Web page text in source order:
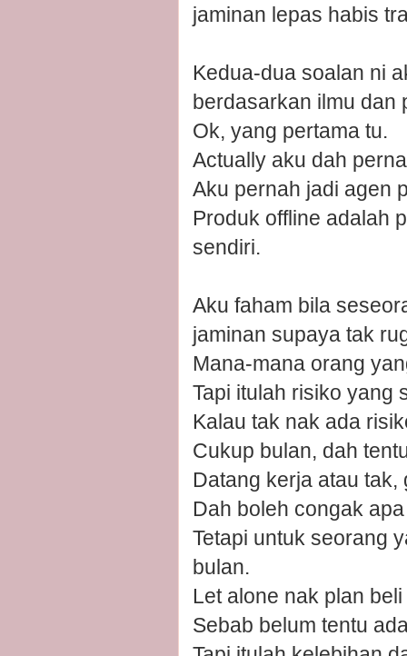
jaminan lepas habis
Kedua-dua soalan ni
berdasarkan ilmu dan
Ok, yang pertama tu.
Actually aku dah
Aku pernah jadi agen
Produk offline adalah
sendiri.
Aku faham bila
jaminan supaya tak
Mana-mana orang
Tapi itulah risiko yang
Kalau tak nak ada
Cukup bulan, dah
Datang kerja atau
Dah boleh congak
Tetapi untuk seorang
bulan.
Let alone nak plan
Sebab belum tentu